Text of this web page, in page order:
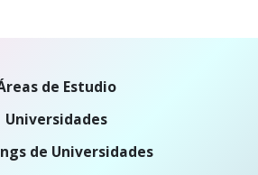
de Estudio
Universidades
de Universidades